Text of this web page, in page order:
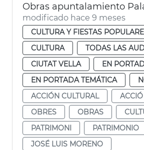
modificado hace 9 meses
CULTURA Y FIESTAS
CULTURA
TODAS LAS
CIUTAT VELLA
EN
EN PORTADA TEMÁTICA
ACCIÓN CULTURAL
OBRES
OBRAS
PATRIMONI
PATRIMONIO
JOSÉ LUIS MORENO